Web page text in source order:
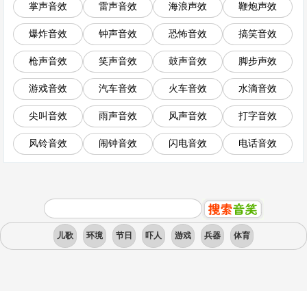
掌声音效 雷声音效 海浪声效 鞭炮声效
爆炸音效 钟声音效 恐怖音效 搞笑音效
枪声音效 笑声音效 鼓声音效 脚步声效
游戏音效 汽车音效 火车音效 水滴音效
尖叫音效 雨声音效 风声音效 打字音效
风铃音效 闹钟音效 闪电音效 电话音效
儿歌 环境 节日 吓人 游戏 兵器 体育